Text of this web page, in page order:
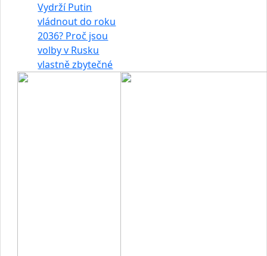
Vydrží Putin
vládnout do roku
2036? Proč jsou
volby v Rusku
vlastně zbytečné